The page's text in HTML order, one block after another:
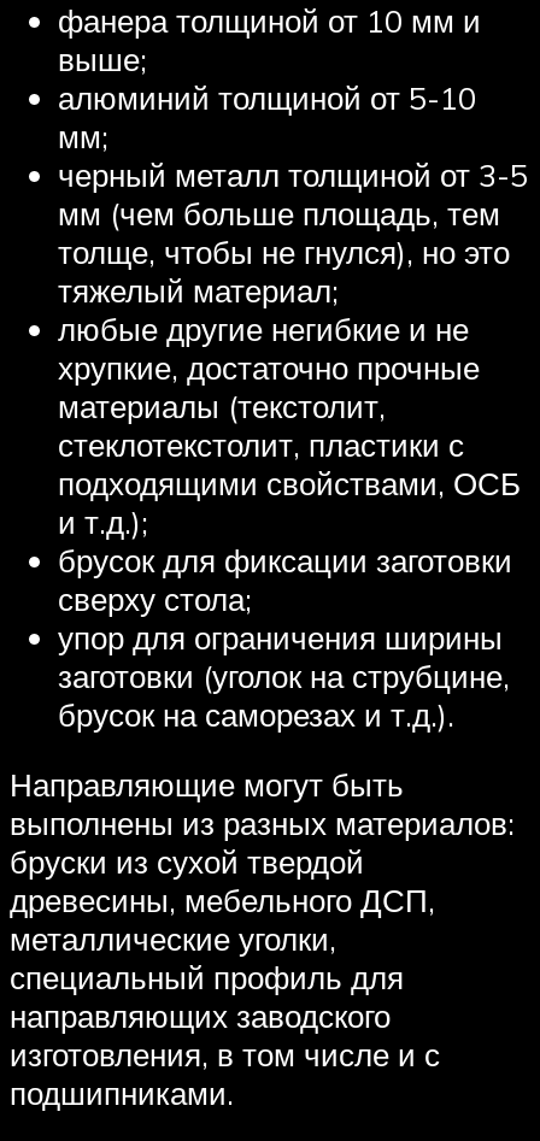
фанера толщиной от 10 мм и
выше;
алюминий толщиной от 5-10
мм;
черный металл толщиной от 3-5
мм (чем больше площадь, тем
толще, чтобы не гнулся), но это
тяжелый материал;
любые другие негибкие и не
хрупкие, достаточно прочные
материалы (текстолит,
стеклотекстолит, пластики с
подходящими свойствами, ОСБ
и т.д.);
брусок для фиксации заготовки
сверху стола;
упор для ограничения ширины
заготовки (уголок на струбцине,
брусок на саморезах и т.д.).
Направляющие могут быть
выполнены из разных материалов:
бруски из сухой твердой
древесины, мебельного ДСП,
металлические уголки,
специальный профиль для
направляющих заводского
изготовления, в том числе и с
подшипниками.